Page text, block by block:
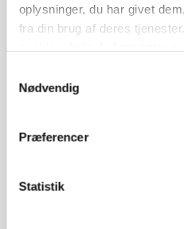
oplysninger, du har givet
fra din brug af deres
Nødvendig
Præferencer
Statistik
gødskningslov